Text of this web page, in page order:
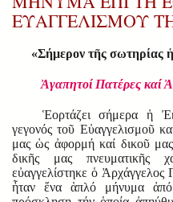
ΕΥΑΓΓΕΛΙΣΜΟΥ
«Σήμερον τῆς σωτηρίας
Ἀγαπητοί Πατέρες καί
Ἑορτάζει σήμερα ἡ
γεγονός τοῦ Εὐαγγελισμοῦ
μας ὡς ἀφορμή καί δικοῦ
δικῆς μας πνευματικῆς
εὐαγγελίστηκε ὁ Ἀρχάγγελος
ἦταν ἕνα ἁπλό μήνυμα